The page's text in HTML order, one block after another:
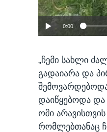
0:00
„ჩემი სახლი
გადაიარა და
შემოვარდებოდა
დაიწყებოდა
ომი
რომლებთანაც